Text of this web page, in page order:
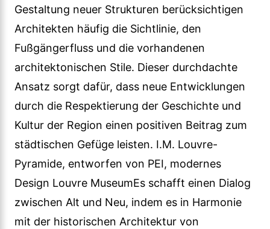
Gestaltung neuer Strukturen berücksichtigen
Architekten häufig die Sichtlinie, den
Fußgängerfluss und die vorhandenen
architektonischen Stile. Dieser durchdachte
Ansatz sorgt dafür, dass neue Entwicklungen
durch die Respektierung der Geschichte und
Kultur der Region einen positiven Beitrag zum
städtischen Gefüge leisten. I.M. Louvre-
Pyramide, entworfen von PEI, modernes
Design Louvre MuseumEs schafft einen Dialog
zwischen Alt und Neu, indem es in Harmonie
mit der historischen Architektur von